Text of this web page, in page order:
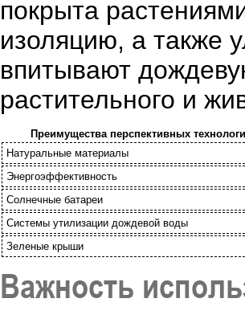
покрыта
изоляцию, а также
впитывают
растительного и
Преимущества перспективных
Натуральные материалы
Энергоэффективность
Солнечные батареи
Системы утилизации дождевой воды
Зеленые крыши
Важность